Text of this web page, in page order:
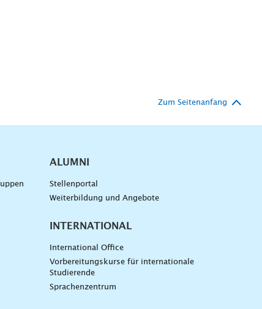
Zum Seitenanfang
ALUMNI
Stellenportal
Weiterbildung und Angebote
INTERNATIONAL
International Office
Vorbereitungskurse für internationale
Studierende
Sprachenzentrum